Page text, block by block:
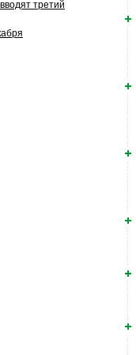
третий